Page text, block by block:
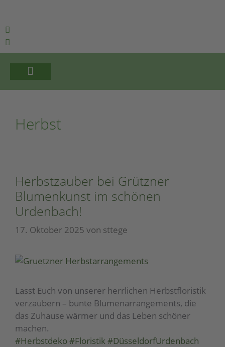
Herbst
Herbstzauber bei Grützner
Blumenkunst im schönen
Urdenbach!
17. Oktober 2025 von sttege
Lasst Euch von unserer herrlichen Herbstfloristik
verzaubern – bunte Blumenarrangements, die
das Zuhause wärmer und das Leben schöner
machen.
#Herbstdeko #Floristik#DüsseldorfUrdenbach